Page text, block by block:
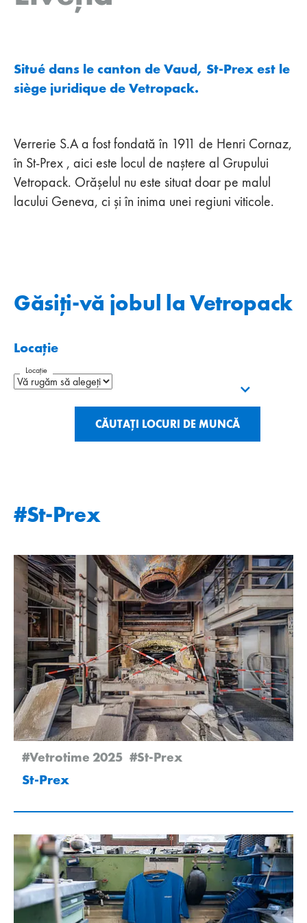
Situé dans le canton de Vaud, St-Prex est le
siège juridique de Vetropack.
Verrerie S.A a fost fondată în 1911 de Henri Cornaz,
în St-Prex , aici este locul de naștere al Grupului
Vetropack. Orășelul nu este situat doar pe malul
lacului Geneva, ci și în inima unei regiuni viticole.
Găsiți-vă jobul la Vetropack
Locație
Locație
CĂUTAȚI LOCURI DE MUNCĂ
#St-Prex
#Vetrotime 2025 #St-Prex
St-Prex